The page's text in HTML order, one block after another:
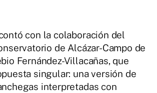
con la colaboración del
de Alcázar-Campo de
Fernández-Villacañas, que
singular: una versión de
interpretadas con